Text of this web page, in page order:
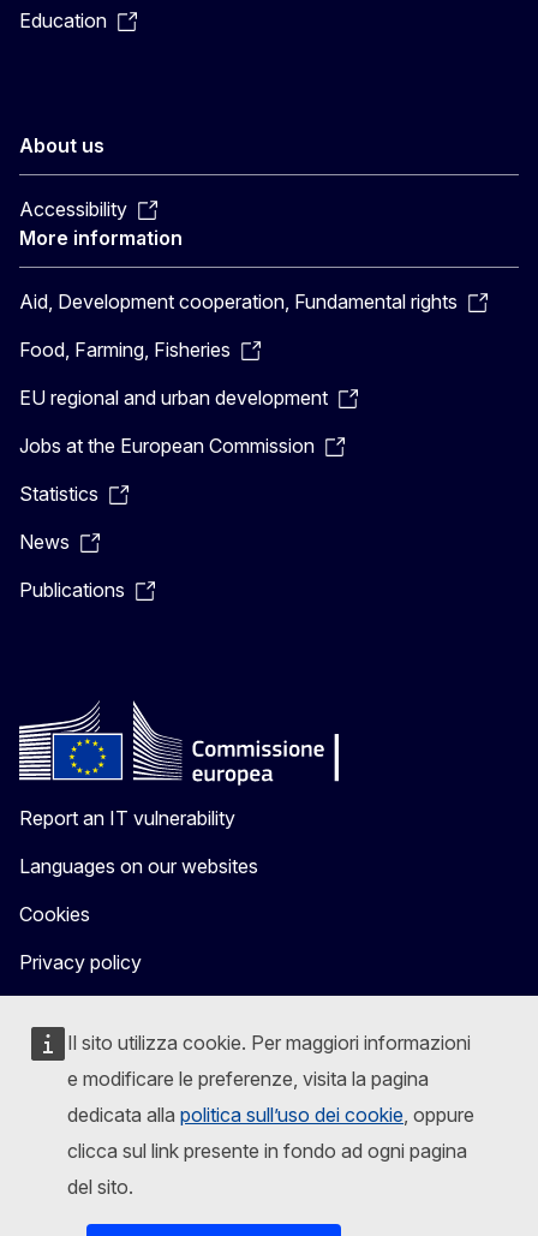
Il sito utilizza cookie. Per maggiori informazioni
e modificare le preferenze, visita la pagina
dedicata alla politica sull’uso dei cookie, oppure
clicca sul link presente in fondo ad ogni pagina
del sito.
Education
About us
Accessibility
More information
Aid, Development cooperation, Fundamental rights
Food, Farming, Fisheries
EU regional and urban development
Jobs at the European Commission
Statistics
News
Publications
Report an IT vulnerability
Languages on our websites
Cookies
Privacy policy